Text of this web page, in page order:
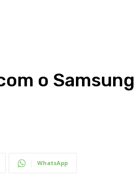
o Samsung
WhatsApp